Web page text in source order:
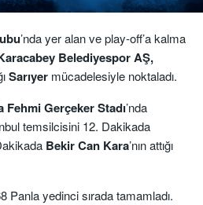
’nda yer alan ve play-off’a kalma
Belediyespor AŞ,
Sarıyer mücadelesiyle noktaladı.
Fehmi GerçekerStadı’nda
temsilcisini 12. Dakikada
Bekir Can Kara’nın attığı
Panla yedinci sırada tamamladı.